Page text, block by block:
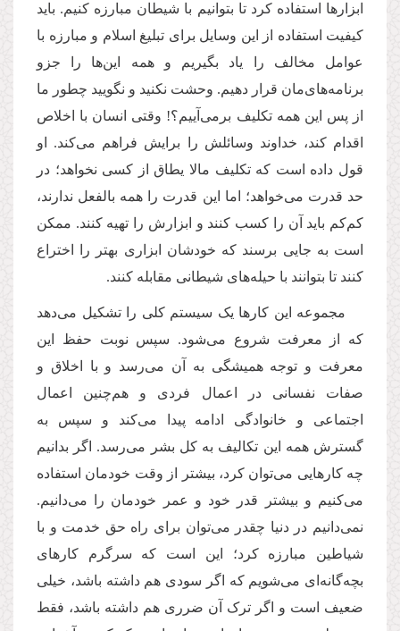
ابزارها استفاده کرد تا بتوانیم با شیطان مبارزه کنیم. باید
کیفیت استفاده‌ از این وسایل برای تبلیغ اسلام و مبارزه با
عوامل مخالف را یاد بگیریم و همه این‌ها را جزو
برنامه‌های‌مان قرار دهیم. وحشت نکنید و نگویید چطور ما
از پس این همه تکلیف برمی‌آییم؟! وقتی انسان با اخلاص
اقدام کند، خداوند وسائلش را برایش فراهم می‌کند. او
قول داده است که تکلیف مالا یطاق از کسی نخواهد؛ در
حد قدرت می‌خواهد؛ اما این قدرت را همه بالفعل ندارند،
کم‌کم باید آن‌ را کسب کنند و ابزارش را تهیه کنند. ممکن
است به جایی برسند که خودشان ابزاری بهتر را اختراع
کنند تا بتوانند با حیله‌های شیطانی مقابله کنند.
مجموعه این کارها یک سیستم کلی را تشکیل می‌دهد
که از معرفت شروع می‌شود. سپس نوبت حفظ این
معرفت و توجه همیشگی به آن می‌رسد و با اخلاق و
صفات نفسانی در اعمال فردی و هم‌چنین اعمال
اجتماعی و خانوادگی ادامه پیدا می‌کند و سپس به
گسترش همه این تکالیف به کل بشر می‌رسد. اگر بدانیم
چه کارهایی می‌توان کرد، بیشتر از وقت خودمان استفاده
می‌کنیم و بیشتر قدر خود و عمر خودمان را می‌دانیم.
نمی‌دانیم در دنیا چقدر می‌توان برای راه حق خدمت و با
شیاطین مبارزه کرد؛ این است که سرگرم کارهای
بچه‌گانه‌ای می‌شویم که اگر سودی هم داشته باشد، خیلی
ضعیف است و اگر ترک آن ضرری هم داشته باشد، فقط